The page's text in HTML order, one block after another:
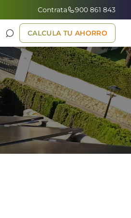
Contrata 900 861 843
CALCULA TU AHORRO